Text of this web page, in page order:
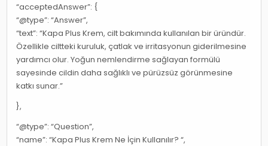
“acceptedAnswer”: {
“@type”: “Answer”,
“text”: “Kapa Plus Krem, cilt bakımında kullanılan bir üründür.
Özellikle ciltteki kuruluk, çatlak ve irritasyonun giderilmesine
yardımcı olur. Yoğun nemlendirme sağlayan formülü
sayesinde cildin daha sağlıklı ve pürüzsüz görünmesine
katkı sunar.”
},
“@type”: “Question”,
“name”: “Kapa Plus Krem Ne İçin Kullanılır? “,